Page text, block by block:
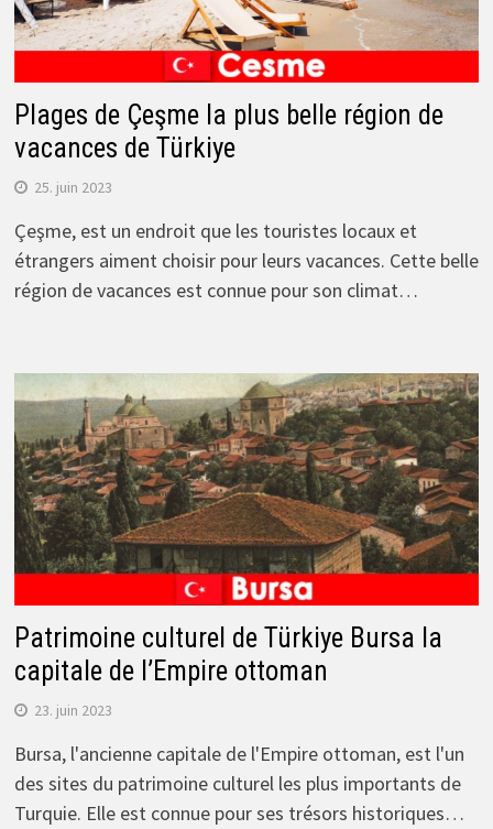
Plages de Çeşme la plus belle région de
vacances de Türkiye
25. juin 2023
Çeşme, est un endroit que les touristes locaux et
étrangers aiment choisir pour leurs vacances. Cette belle
région de vacances est connue pour son climat…
Patrimoine culturel de Türkiye Bursa la
capitale de l’Empire ottoman
23. juin 2023
Bursa, l'ancienne capitale de l'Empire ottoman, est l'un
des sites du patrimoine culturel les plus importants de
Turquie. Elle est connue pour ses trésors historiques…